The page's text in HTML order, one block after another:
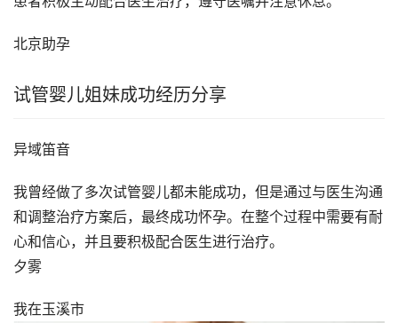
北京助孕
试管婴儿姐妹成功经历分享
异域笛音
我曾经做了多次试管婴儿都未能成功，但是通过与医生沟通
和调整治疗方案后，最终成功怀孕。在整个过程中需要有耐
心和信心，并且要积极配合医生进行治疗。
夕雾
我在玉溪市